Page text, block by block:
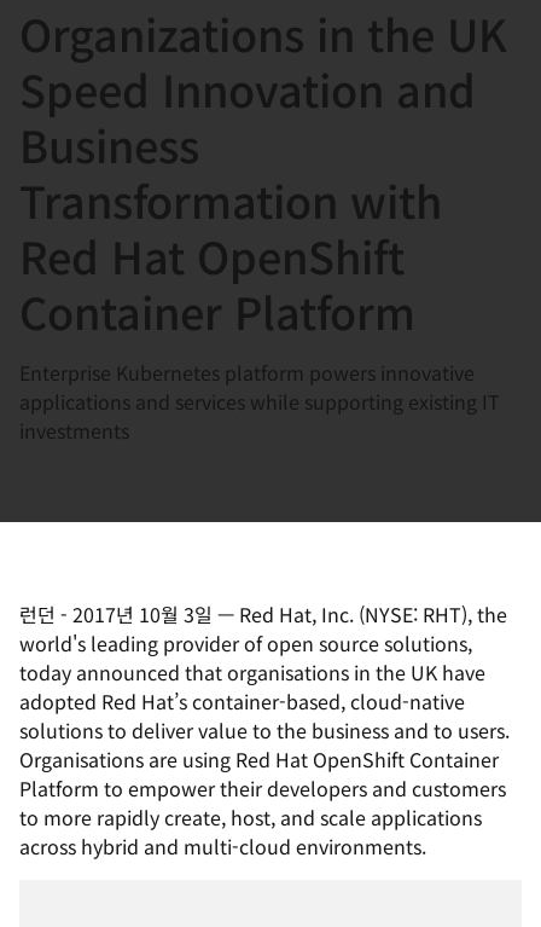
Organizations in the UK
Speed Innovation and
Business
Transformation with
Red Hat OpenShift
Container Platform
Enterprise Kubernetes platform powers innovative
applications and services while supporting existing IT
investments
런던 - 2017년 10월 3일 — Red Hat, Inc. (NYSE: RHT), the
world's leading provider of open source solutions,
today announced that organisations in the UK have
adopted Red Hat’s container-based, cloud-native
solutions to deliver value to the business and to users.
Organisations are using Red Hat OpenShift Container
Platform to empower their developers and customers
to more rapidly create, host, and scale applications
across hybrid and multi-cloud environments.